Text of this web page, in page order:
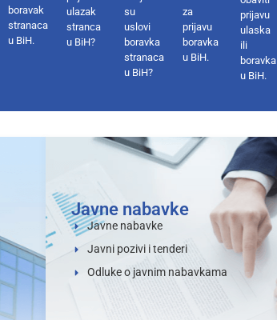
boravak
stranaca
u BiH.
ulazak
stranca
u BiH?
su
uslovi
boravka
stranaca
u BiH?
za
prijavu
boravka
u BiH.
prijavu
ulaska
ili
boravka
u BiH.
Javne nabavke
Javne nabavke
Javni pozivi i tenderi
Odluke o javnim nabavkama